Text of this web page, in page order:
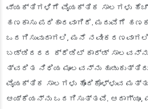
ವ್ಯಕ್ತಿಗಳಿಗೆ ವೈಯಕ್ತಿಕ ಸಾಲಗಳು
ಹಣಕಾಸು ಪರಿಹಾರವಾಗಿದೆ. ಮದುವೆಗೆ
ಒದಗಿಸುವುದಾಗಲಿ, ಮನೆ
ಬಡ್ಡಿದರದ ಕ್ರೆಡಿಟ್ ಕಾರ್ಡ್ ಸಾಲವನ್ನು
ತ್ವರಿತ ನಿಧಿಯ ಮೂಲವನ್ನು
ವೈಯಕ್ತಿಕ ಸಾಲಗಳು ಹೊಂದಿಕೊಳ್ಳುವ
ಆಯ್ಕೆಯನ್ನು ಒದಗಿಸುತ್ತವೆ. ಆದಾಗ್ಯೂ,